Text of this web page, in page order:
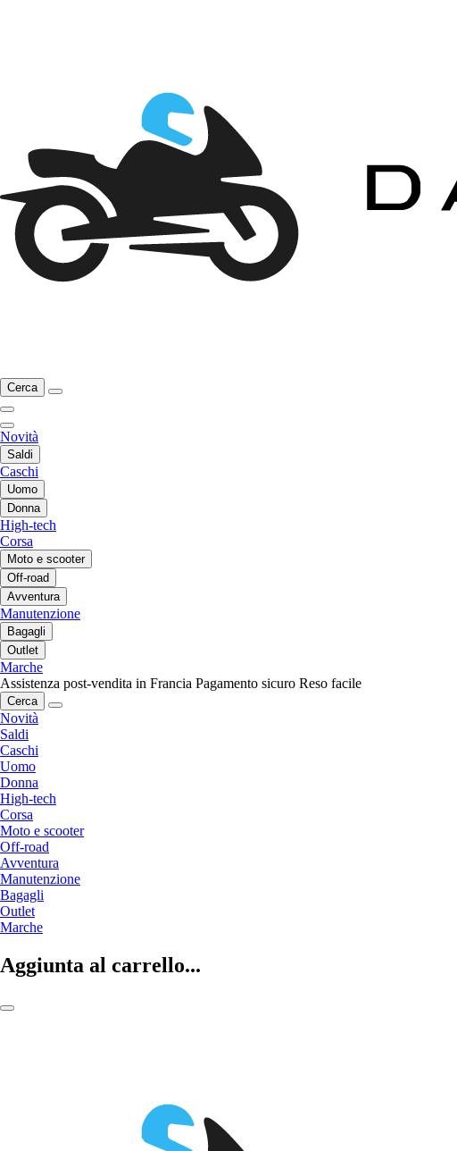
Cerca
Novità
Saldi
Caschi
Uomo
Donna
High-tech
Corsa
Moto e scooter
Off-road
Avventura
Manutenzione
Bagagli
Outlet
Marche
Assistenza post-vendita in Francia Pagamento sicuro Reso facile
Cerca
Novità
Saldi
Caschi
Uomo
Donna
High-tech
Corsa
Moto e scooter
Off-road
Avventura
Manutenzione
Bagagli
Outlet
Marche
Aggiunta al carrello...